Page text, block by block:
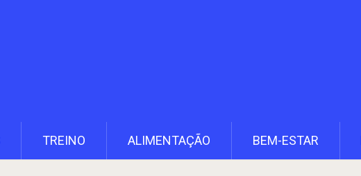
TREINO ALIMENTAÇÃO BEM-ESTAR